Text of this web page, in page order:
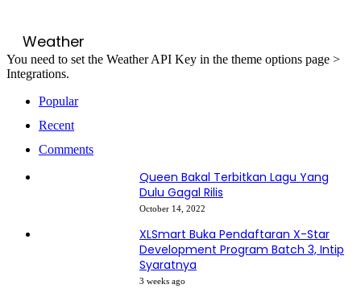
Weather
You need to set the Weather API Key in the theme options page >
Integrations.
Popular
Recent
Comments
Queen Bakal Terbitkan Lagu Yang
Dulu Gagal Rilis
October 14, 2022
XLSmart Buka Pendaftaran X-Star
Development Program Batch 3, Intip
Syaratnya
3 weeks ago